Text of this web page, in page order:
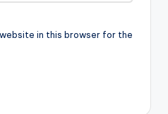
in this browser for the